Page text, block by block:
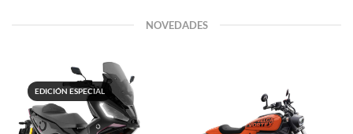
NOVEDADES
EDICIÓN ESPECIAL